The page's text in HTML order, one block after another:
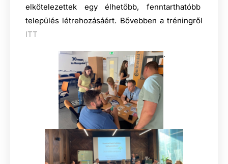
elkötelezettek egy élhetőbb, fenntarthatóbb
település létrehozásáért. Bővebben a tréningről
ITT
.